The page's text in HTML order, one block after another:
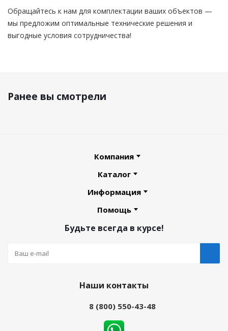
Обращайтесь к нам для комплектации ваших объектов —
мы предложим оптимальные технические решения и
выгодные условия сотрудничества!
Ранее вы смотрели
Компания
Каталог
Информация
Помощь
Будьте всегда в курсе!
Наши контакты
8 (800) 550-43-48